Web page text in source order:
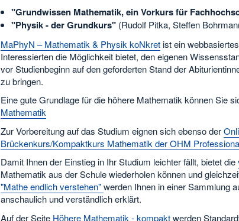
"Grundwissen Mathematik, ein Vorkurs für
"Physik - der Grundkurs" (Rudolf Pitka, Steffen
MaPhyN – Mathematik & Physik koNkretist ein
Interessierten die Möglichkeit bietet, den eigenen
vor Studienbeginn auf den geforderten Stand der
zu bringen.
Eine gute Grundlage für die höhere Mathematik können Sie
Mathematik
Zur Vorbereitung auf das Studium eignen sich ebenso der
Brückenkurs/Kompaktkurs Mathematik der OHM
Damit Ihnen der Einstieg in Ihr Studium leichter fällt, bietet die
Mathematik aus der Schule wiederholen können und
"Mathe endlich verstehen"werden Ihnen in einer Sammlung
anschaulich und verständlich erklärt.
Auf der Seite Höhere Mathematik - kompaktwerden